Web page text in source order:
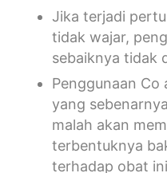
Jika terjadi
tidak wajar,
sebaiknya tidak
Penggunaan Co
yang
malah akan
terbentuknya
terhadap obat